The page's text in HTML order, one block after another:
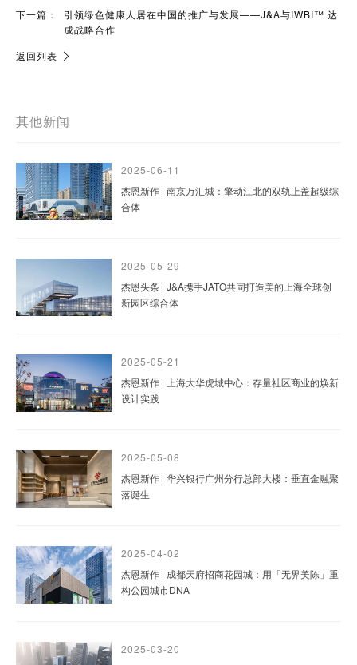
下一篇：
引领绿色健康人居在中国的推广与发展——J&A与IWBI™ 达
成战略合作
返回列表
其他新闻
2025-06-11
杰恩新作 | 南京万汇城：擎动江北的双轨上盖超级综
合体
2025-05-29
杰恩头条 | J&A携手JATO共同打造美的上海全球创
新园区综合体
2025-05-21
杰恩新作 | 上海大华虎城中心：存量社区商业的焕新
设计实践
2025-05-08
杰恩新作 | 华兴银行广州分行总部大楼：垂直金融聚
落诞生
2025-04-02
杰恩新作 | 成都天府招商花园城：用「无界美陈」重
构公园城市DNA
2025-03-20